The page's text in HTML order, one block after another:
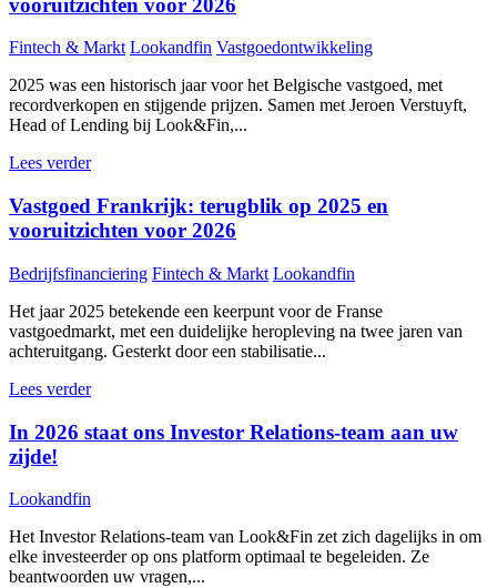
Fintech & Markt Lookandfin Vastgoedontwikkeling
2025 was een historisch jaar voor het Belgische vastgoed, met
recordverkopen en stijgende prijzen. Samen met Jeroen Verstuyft,
Head of Lending bij Look&Fin,...
Lees verder
Vastgoed Frankrijk: terugblik op 2025 en
vooruitzichten voor 2026
Bedrijfsfinanciering Fintech & Markt Lookandfin
Het jaar 2025 betekende een keerpunt voor de Franse
vastgoedmarkt, met een duidelijke heropleving na twee jaren van
achteruitgang. Gesterkt door een stabilisatie...
Lees verder
In 2026 staat ons Investor Relations-team aan uw
zijde!
Lookandfin
Het Investor Relations-team van Look&Fin zet zich dagelijks in om
elke investeerder op ons platform optimaal te begeleiden. Ze
beantwoorden uw vragen,...